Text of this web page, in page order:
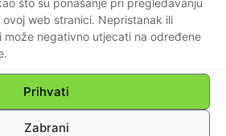
što su ponašanje pri pregledavanju
web stranici. Nepristanak ili
može negativno utjecati na određene
Prihvati
Zabrani
nas Pravila o privatnosti
WordPress Theme by TagDiv